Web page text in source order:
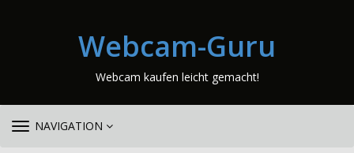
Webcam-Guru
Webcam kaufen leicht gemacht!
TOGGLE
NAVIGATION